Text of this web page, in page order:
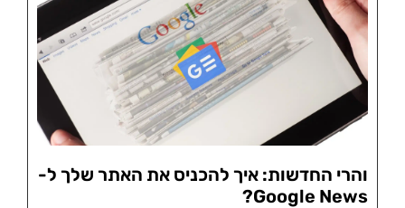
והרי החדשות: איך להכניס את האתר שלך ל-
Google News?